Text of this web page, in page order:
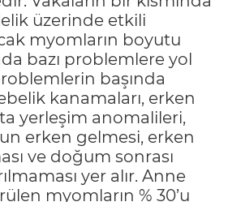
üzerinde etkili
myomların boyutu
bazı problemlere yol
başında
kanamaları, erken
yerleşim anomalileri,
erken gelmesi, erken
ve doğum sonrası
yer alır. Anne
myomların % 30’u